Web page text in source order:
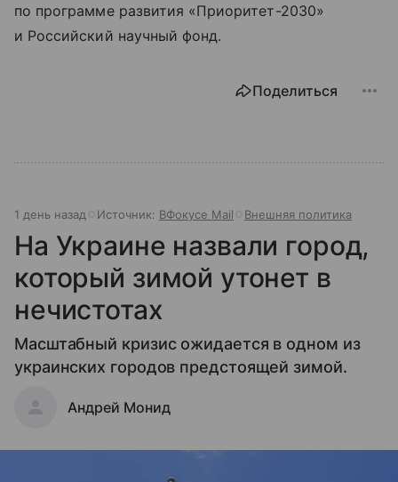
по программе развития «Приоритет-2030»
и Российский научный фонд.
Поделиться
1 день назад Источник: ВФокусе Mail Внешняя политика
На Украине назвали город,
который зимой утонет в
нечистотах
Масштабный кризис ожидается в одном из
украинских городов предстоящей зимой.
Андрей Монид